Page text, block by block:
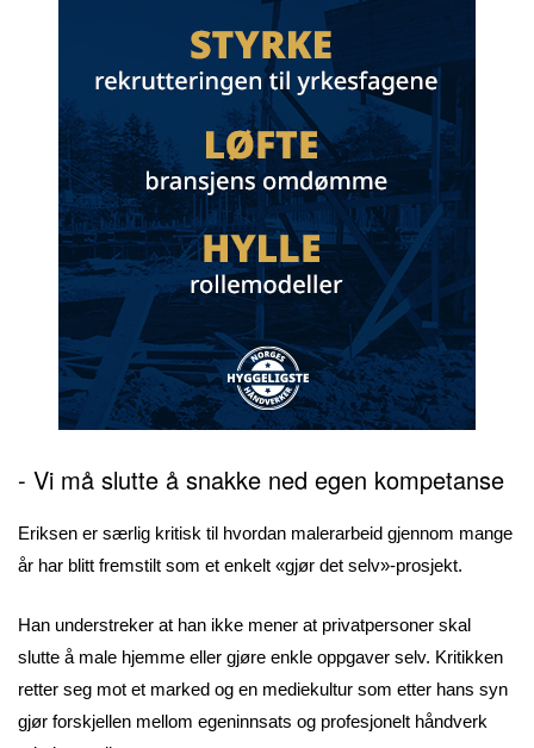
- Vi må slutte å snakke ned egen kompetanse
Eriksen er særlig kritisk til hvordan malerarbeid gjennom mange
år har blitt fremstilt som et enkelt «gjør det selv»-prosjekt.
Han understreker at han ikke mener at privatpersoner skal
slutte å male hjemme eller gjøre enkle oppgaver selv. Kritikken
retter seg mot et marked og en mediekultur som etter hans syn
gjør forskjellen mellom egeninnsats og profesjonelt håndverk